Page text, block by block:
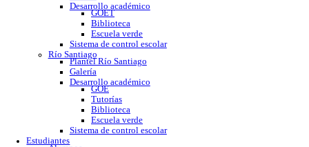
Trabajo social
Asesorías y regularización
Escuela verde
Sistema de control escolar
Tonalá
Plantel Tonalá
Galería
Desarrollo académico
GOET
Biblioteca
Escuela verde